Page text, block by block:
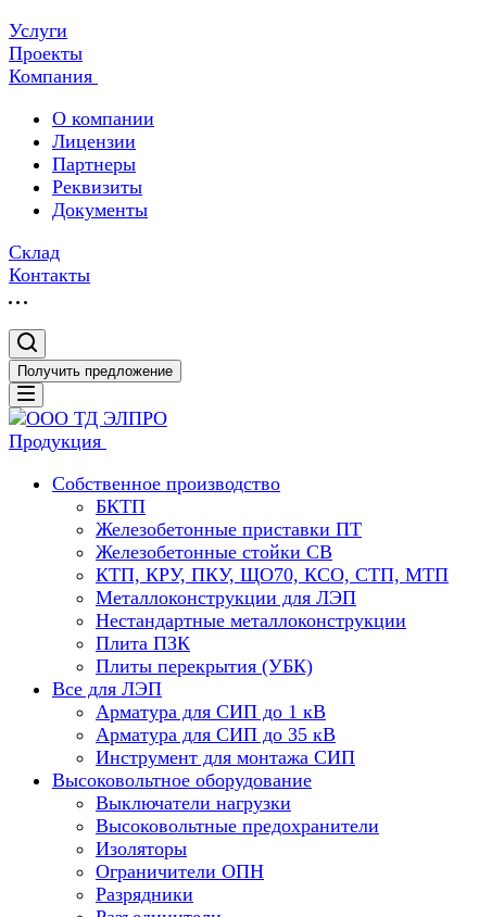
Услуги
Проекты
Компания
О компании
Лицензии
Партнеры
Реквизиты
Документы
Склад
Контакты
Получить предложение
Продукция
Собственное производство
БКТП
Железобетонные приставки ПТ
Железобетонные стойки СВ
КТП, КРУ, ПКУ, ЩО70, КСО, СТП, МТП
Металлоконструкции для ЛЭП
Нестандартные металлоконструкции
Плита ПЗК
Плиты перекрытия (УБК)
Все для ЛЭП
Арматура для СИП до 1 кВ
Арматура для СИП до 35 кВ
Инструмент для монтажа СИП
Высоковольтное оборудование
Выключатели нагрузки
Высоковольтные предохранители
Изоляторы
Ограничители ОПН
Разрядники